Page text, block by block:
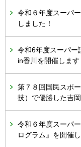
令和６年度スーパ
しました！
令和6年度スーパー
in香川を開催します
第７８回国民スポ
技）で優勝した吉
令和６年度スーパ
ログラム』を開催し